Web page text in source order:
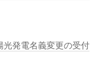
光発電名義変更の受付